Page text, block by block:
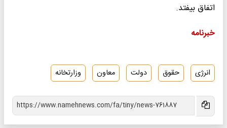
اتفاق بیفتد.
خبرنامه
انرژی حقوق دولت معاون وزارتخانه